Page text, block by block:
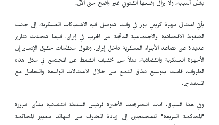
بشأن أسبابه، ولا يزال وضعها القانوني غير واضح حتى الآن.
يأتي اعتقال مهرة كريمي بور في وقت تتواصل فيه الاشتباكات العسكرية، إلى جانب
الضغوط الاقتصادية والاجتماعية الناتجة عن الحرب في إيران، فيما تتحدث تقارير
عديدة عن تصاعد الأجواء العسكرية داخل إيران. وتقول منظمات حقوق الإنسان إن
الأجهزة العسكرية والقضائية، بدلاً من تخفيف الضغط عن المجتمع في مثل هذه
الظروف، قامت بتوسيع نطاق القمع من خلال الاعتقالات الواسعة والتعامل مع
المنتقدين.
وفي هذا السياق، أدت التصريحات الأخيرة لرئيس السلطة القضائية بشأن ضرورة
"المحاكمة السريعة" للمحتجين إلى زيادة المخاوف من انتهاك معايير المحاكمة